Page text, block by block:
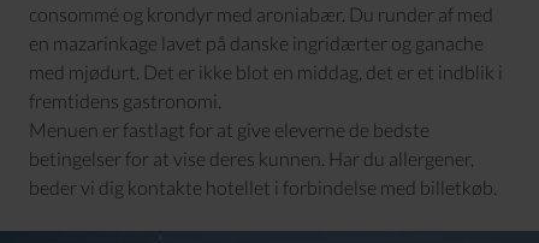
consommé og krondyr med aroniabær. Du runder af med
en mazarinkage lavet på danske ingridærter og ganache
med mjødurt. Det er ikke blot en middag, det er et indblik i
fremtidens gastronomi.
Menuen er fastlagt for at give eleverne de bedste
betingelser for at vise deres kunnen. Har du allergener,
beder vi dig kontakte hotellet i forbindelse med billetkøb.